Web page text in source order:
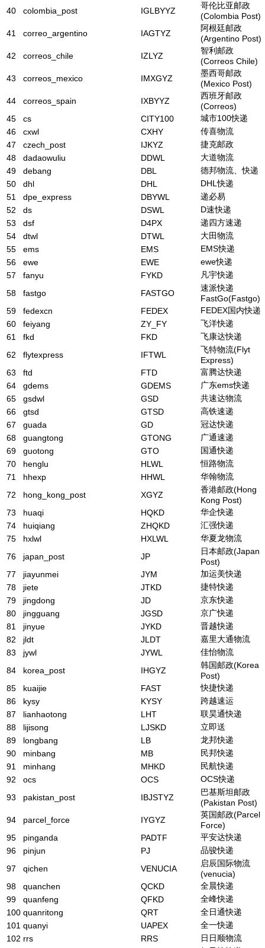
40
colombia_post IGLBYYZ
哥伦比亚邮政
(Colombia Post)
41
correo_argentino IAGTYZ
阿根廷邮政
(Argentino Post)
42
correos_chile IZLYZ
智利邮政
(Correos Chile)
43
correos_mexico IMXGYZ
墨西哥邮政
(Mexico Post)
44
correos_spain IXBYYZ
西班牙邮政
(Correos)
45
cs CITY100
城市100快递
46
cxwl CXHY
传喜物流
47
czech_post IJKYZ
捷克邮政
48
dadaowuliu DDWL
大道物流
49
debang DBL
德邦物流、快递
50
dhl DHL
DHL快递
51
dpe_express DBYWL
递必易
52
ds DSWL
D速快递
53
dsf D4PX
递四方速递
54
dtwl DTWL
大田物流
55
ems EMS
EMS快递
56
ewe EWE
ewe快递
57
fanyu FYKD
凡宇快递
58
fastgo FASTGO
速派快递
FastGo(Fastgo)
59
fedexcn FEDEX
FEDEX国内快递
60
feiyang ZY_FY
飞洋快递
61
fkd FKD
飞康达快递
62
flytexpress IFTWL
飞特物流(Flyt
Express)
63
ftd FTD
富腾达快递
64
gdems GDEMS
广东ems快递
65
gsdwl GSD
共速达物流
66
gtsd GTSD
高铁速递
67
guada GD
冠达快递
68
guangtong GTONG
广通速递
69
guotong GTO
国通快递
70
henglu HLWL
恒路物流
71
hhexp HHWL
华翰物流
72
hong_kong_post XGYZ
香港邮政(Hong
Kong Post)
73
huaqi HQKD
华企快递
74
huiqiang ZHQKD
汇强快递
75
hxlwl HXLWL
华夏龙物流
76
japan_post JP
日本邮政(Japan
Post)
77
jiayunmei JYM
加运美快递
78
jiete JTKD
捷特快递
79
jingdong JD
京东快递
80
jingguang JGSD
京广快递
81
jinyue JYKD
晋越快递
82
jldt JLDT
嘉里大通物流
83
jywl JYWL
佳怡物流
84
korea_post IHGYZ
韩国邮政(Korea
Post)
85
kuaijie FAST
快捷快递
86
kysy KYSY
跨越速运
87
lianhaotong LHT
联昊通快递
88
lijisong LJSKD
立即送
89
longbang LB
龙邦快递
90
minbang MB
民邦快递
91
minhang MHKD
民航快递
92
ocs OCS
OCS快递
93
pakistan_post IBJSTYZ
巴基斯坦邮政
(Pakistan Post)
94
parcel_force IYGYZ
英国邮政(Parcel
Force)
95
pinganda PADTF
平安达快递
96
pinjun PJ
品骏快递
97
qichen VENUCIA
启辰国际物流
(venucia)
98
quanchen QCKD
全晨快递
99
quanfeng QFKD
全峰快递
100 quanritong QRT
全日通快递
101 quanyi UAPEX
全一快递
102 rrs RRS
日日顺物流